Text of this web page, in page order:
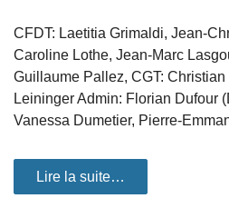
CFDT: Laetitia Grimaldi, Jean-
Caroline Lothe, Jean-Marc
Guillaume Pallez, CGT:
Leininger Admin: Florian Dufour
Vanessa Dumetier, Pierre-
Lire la suite…